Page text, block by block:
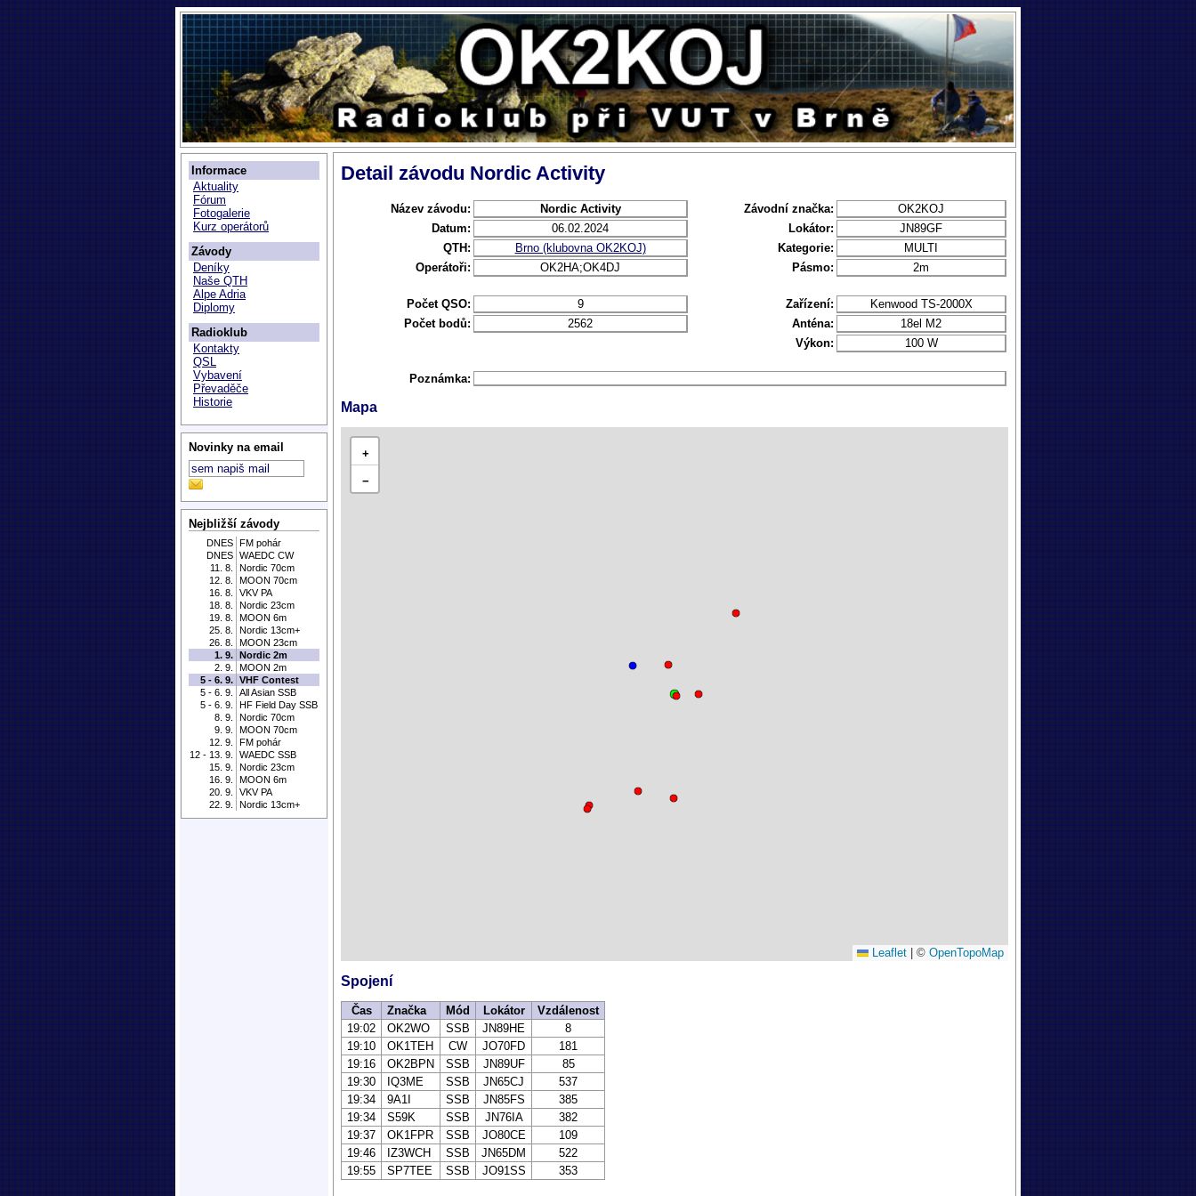
Informace
Aktuality
Fórum
Fotogalerie
Kurz operátorů
Závody
Deníky
Naše QTH
Alpe Adria
Diplomy
Radioklub
Kontakty
QSL
Vybavení
Převaděče
Historie
Novinky na email
Nejbližší závody
DNES FM pohár
DNES WAEDC CW
11. 8.
Nordic 70cm
12. 8.
MOON 70cm
16. 8.
VKV PA
18. 8.
Nordic 23cm
19. 8.
MOON 6m
25. 8.
Nordic 13cm+
26. 8.
MOON 23cm
1. 9. Nordic 2m
2. 9.
MOON 2m
5 - 6. 9. VHF Contest
5 - 6. 9.
All Asian SSB
5 - 6. 9.
HF Field Day SSB
8. 9.
Nordic 70cm
9. 9.
MOON 70cm
12. 9.
FM pohár
12 - 13. 9.
WAEDC SSB
15. 9.
Nordic 23cm
16. 9.
MOON 6m
20. 9.
VKV PA
22. 9.
Nordic 13cm+
Detail závodu Nordic Activity
Název závodu: Nordic Activity Závodní značka:
OK2KOJ
Datum:
06.02.2024 Lokátor:
JN89GF
QTH:
Brno (klubovna OK2KOJ) Kategorie:
MULTI
Operátoři:
OK2HA;OK4DJ Pásmo: 2m
Počet QSO: 9 Zařízení:
Kenwood TS-2000X
Počet bodů:
2562 Anténa:
18el M2
Výkon:
100 W
Poznámka:
Mapa
+
−
Leaflet © OpenTopoMap
Spojení
Čas Značka Mód Lokátor
Vzdálenost
19:02
OK2WO SSB JN89HE
8
19:10
OK1TEH CW JO70FD
181
19:16
OK2BPN SSB JN89UF
85
19:30
IQ3ME SSB JN65CJ
537
19:34
9A1I SSB JN85FS
385
19:34
S59K SSB JN76IA
382
19:37
OK1FPR SSB JO80CE
109
19:46
IZ3WCH SSB JN65DM
522
19:55
SP7TEE SSB JO91SS 353